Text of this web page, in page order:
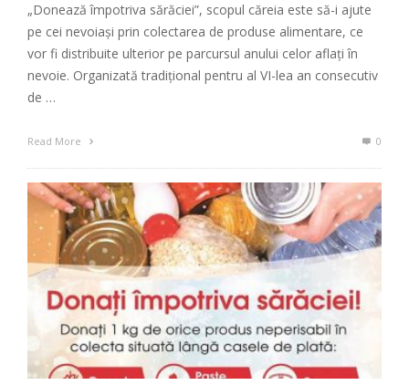
„Donează împotriva sărăciei”, scopul căreia este să-i ajute
pe cei nevoiași prin colectarea de produse alimentare, ce
vor fi distribuite ulterior pe parcursul anului celor aflați în
nevoie. Organizată tradițional pentru al VI-lea an consecutiv
de …
Read More 0